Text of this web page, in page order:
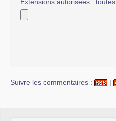
Suivre les commentaires : |